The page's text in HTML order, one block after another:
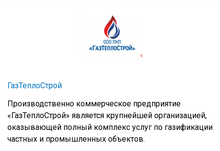
ГазТеплоСтрой
Производственно коммерческое предприятие
«ГазТеплоСтрой» является крупнейшей организацией,
оказывающей полный комплекс услуг по газификации
частных и промышленных объектов.